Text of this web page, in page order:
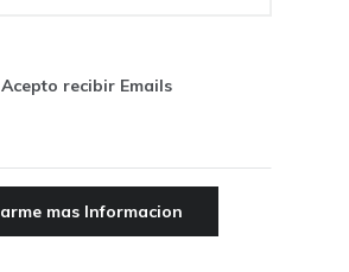
Acepto recibir Emails